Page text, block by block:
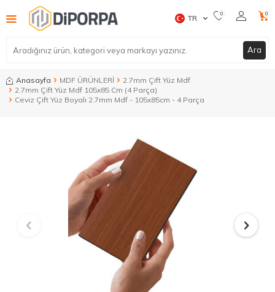
Ara
TR 0 0
Anasayfa MDF ÜRÜNLERİ
2.7mm Çift Yüz Mdf
2.7mm Çift Yüz Mdf 105x85 Cm (4 Parça)
Ceviz Çift Yüz Boyalı 2.7mm Mdf - 105x85cm - 4 Parça